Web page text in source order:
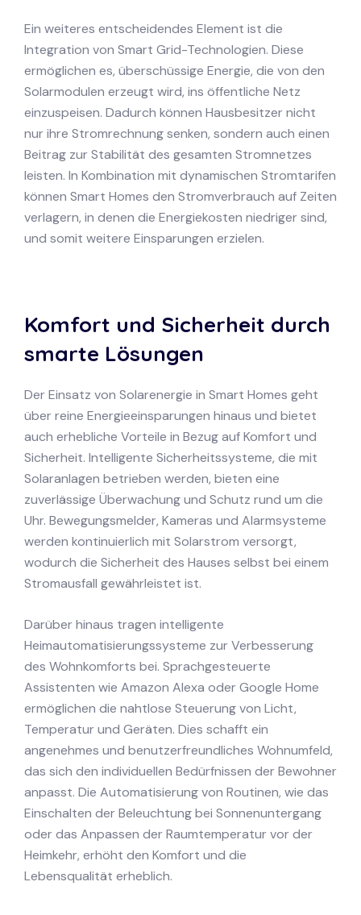
Ein weiteres entscheidendes Element ist die
Integration von Smart Grid-Technologien. Diese
ermöglichen es, überschüssige Energie, die von den
Solarmodulen erzeugt wird, ins öffentliche Netz
einzuspeisen. Dadurch können Hausbesitzer nicht
nur ihre Stromrechnung senken, sondern auch einen
Beitrag zur Stabilität des gesamten Stromnetzes
leisten. In Kombination mit dynamischen Stromtarifen
können Smart Homes den Stromverbrauch auf Zeiten
verlagern, in denen die Energiekosten niedriger sind,
und somit weitere Einsparungen erzielen.
Komfort und Sicherheit durch
smarte Lösungen
Der Einsatz von Solarenergie in Smart Homes geht
über reine Energieeinsparungen hinaus und bietet
auch erhebliche Vorteile in Bezug auf Komfort und
Sicherheit. Intelligente Sicherheitssysteme, die mit
Solaranlagen betrieben werden, bieten eine
zuverlässige Überwachung und Schutz rund um die
Uhr. Bewegungsmelder, Kameras und Alarmsysteme
werden kontinuierlich mit Solarstrom versorgt,
wodurch die Sicherheit des Hauses selbst bei einem
Stromausfall gewährleistet ist.
Darüber hinaus tragen intelligente
Heimautomatisierungssysteme zur Verbesserung
des Wohnkomforts bei. Sprachgesteuerte
Assistenten wie Amazon Alexa oder Google Home
ermöglichen die nahtlose Steuerung von Licht,
Temperatur und Geräten. Dies schafft ein
angenehmes und benutzerfreundliches Wohnumfeld,
das sich den individuellen Bedürfnissen der Bewohner
anpasst. Die Automatisierung von Routinen, wie das
Einschalten der Beleuchtung bei Sonnenuntergang
oder das Anpassen der Raumtemperatur vor der
Heimkehr, erhöht den Komfort und die
Lebensqualität erheblich.